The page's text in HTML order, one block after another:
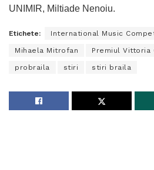
UNIMIR, Miltiade Nenoiu.
Etichete: International Music
Mihaela Mitrofan Premiul Vittoria
probraila stiri stiri braila